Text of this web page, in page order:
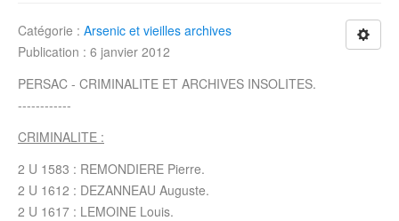
Catégorie : Arsenic et vieilles archives
Publication : 6 janvier 2012
PERSAC - CRIMINALITE ET ARCHIVES INSOLITES.
------------
CRIMINALITE :
2 U 1583 : REMONDIERE Pierre.
2 U 1612 : DEZANNEAU Auguste.
2 U 1617 : LEMOINE Louis.